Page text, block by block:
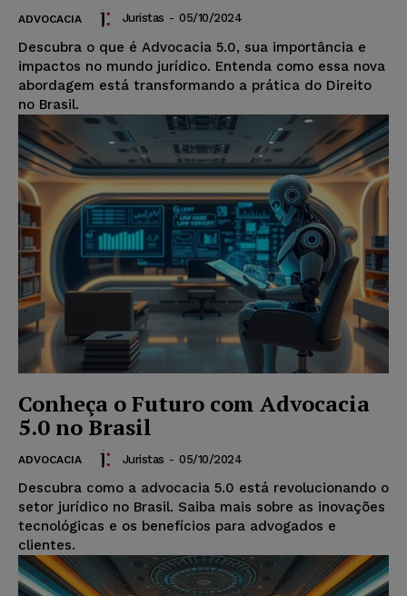
ADVOCACIA Juristas - 05/10/2024
Descubra o que é Advocacia 5.0, sua importância e
impactos no mundo jurídico. Entenda como essa nova
abordagem está transformando a prática do Direito
no Brasil.
Conheça o Futuro com Advocacia
5.0 no Brasil
ADVOCACIA Juristas - 05/10/2024
Descubra como a advocacia 5.0 está revolucionando o
setor jurídico no Brasil. Saiba mais sobre as inovações
tecnológicas e os benefícios para advogados e
clientes.